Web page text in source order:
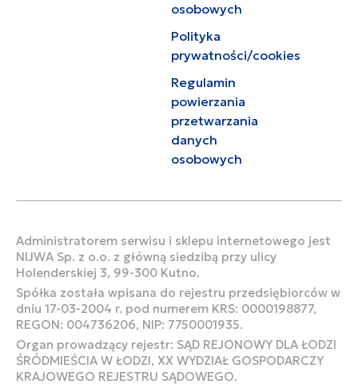
osobowych
Polityka
prywatności/cookies
Regulamin
powierzania
przetwarzania
danych
osobowych
Administratorem serwisu i sklepu internetowego jest
NIJWA Sp. z o.o. z główną siedzibą przy ulicy
Holenderskiej 3, 99-300 Kutno.
Spółka została wpisana do rejestru przedsiębiorców w
dniu 17-03-2004 r. pod numerem KRS: 0000198877,
REGON: 004736206, NIP: 7750001935.
Organ prowadzący rejestr: SĄD REJONOWY DLA ŁODZI
ŚRÓDMIEŚCIA W ŁODZI, XX WYDZIAŁ GOSPODARCZY
KRAJOWEGO REJESTRU SĄDOWEGO.